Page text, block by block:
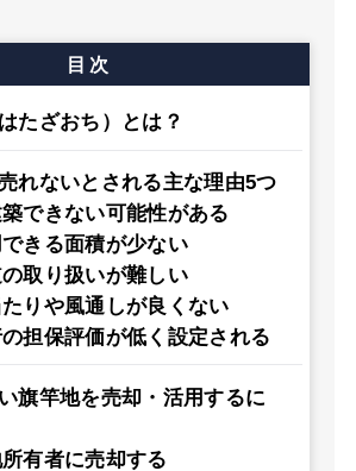
目次
たざおち）とは？
れないとされる主な理由5つ
できない可能性がある
きる面積が少ない
取り扱いが難しい
たりや風通しが良くない
担保評価が低く設定される
旗竿地を売却・活用するに
有者に売却する